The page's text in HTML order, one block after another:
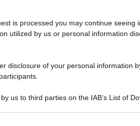
is processed you may continue seeing
utilized by us or personal information
disclosure of your personal information
us to third parties on the IAB’s List of